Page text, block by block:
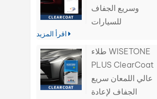
وسريع الجفاف
للسيارات
طلاء WISETONE
PLUS ClearCoat
عالي اللمعان سريع
الجفاف لإعادة